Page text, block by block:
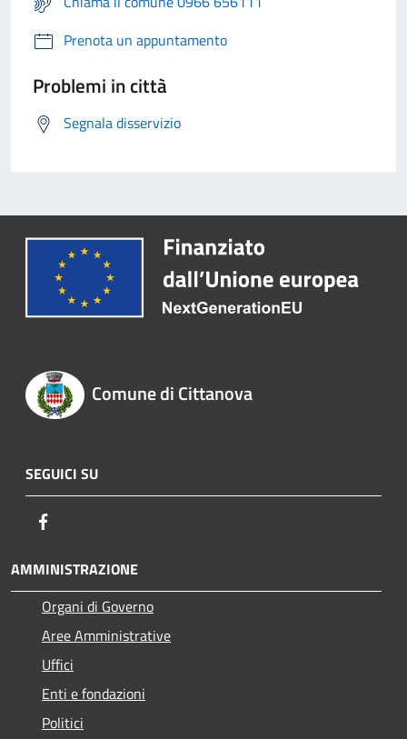
Prenota un appuntamento
Problemi in città
Segnala disservizio
Comune di Cittanova
SEGUICI SU
AMMINISTRAZIONE
Organi di Governo
Aree Amministrative
Uffici
Enti e fondazioni
Politici